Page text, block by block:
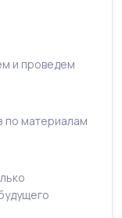
и проведем
по материалам